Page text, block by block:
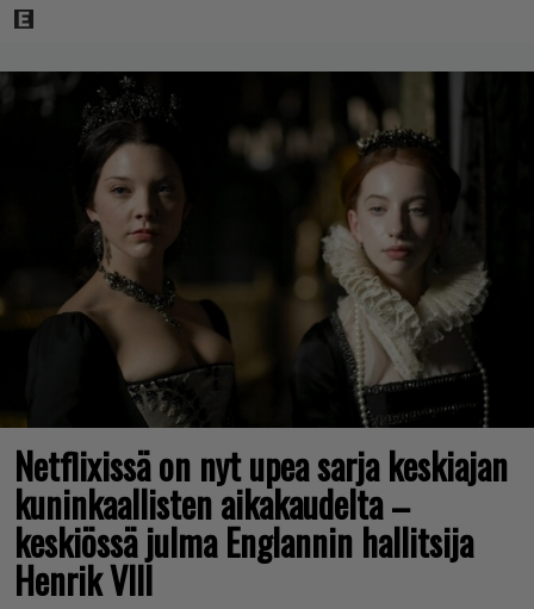
Netflixissä on nyt upea sarja keskiajan
kuninkaallisten aikakaudelta –
keskiössä julma Englannin hallitsija
Henrik VIII